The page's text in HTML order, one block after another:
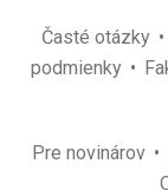
Časté otázky
podmienky
Pre novinárov